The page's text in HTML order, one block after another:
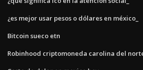
¿es mejor usar pesos o dólares en méxico_
Bitcoin sueco etn
Robinhood criptomoneda carolina del